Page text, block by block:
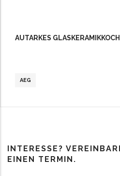
AUTARKES
AEG
INTERESSE?
EINEN TERMIN.